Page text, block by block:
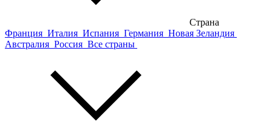
Страна
Франция Италия Испания Германия Новая Зеландия
Австралия Россия Все страны